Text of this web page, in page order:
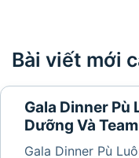
Bài viết mới
Gala Dinner Pù
Dưỡng Và
Gala Dinner Pù